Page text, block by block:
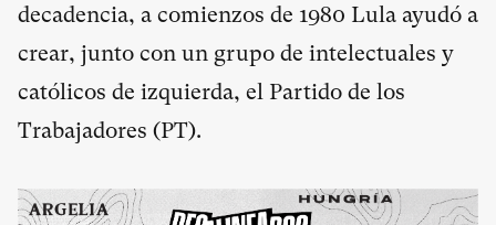
decadencia, a comienzos de 1980 Lula ayudó a
crear, junto con un grupo de intelectuales y
católicos de izquierda, el Partido de los
Trabajadores (PT).